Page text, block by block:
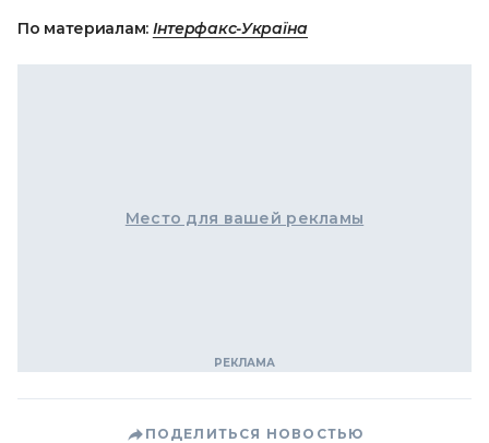
По материалам: Інтерфакс-Україна
Место для вашей рекламы
ПОДЕЛИТЬСЯ НОВОСТЬЮ